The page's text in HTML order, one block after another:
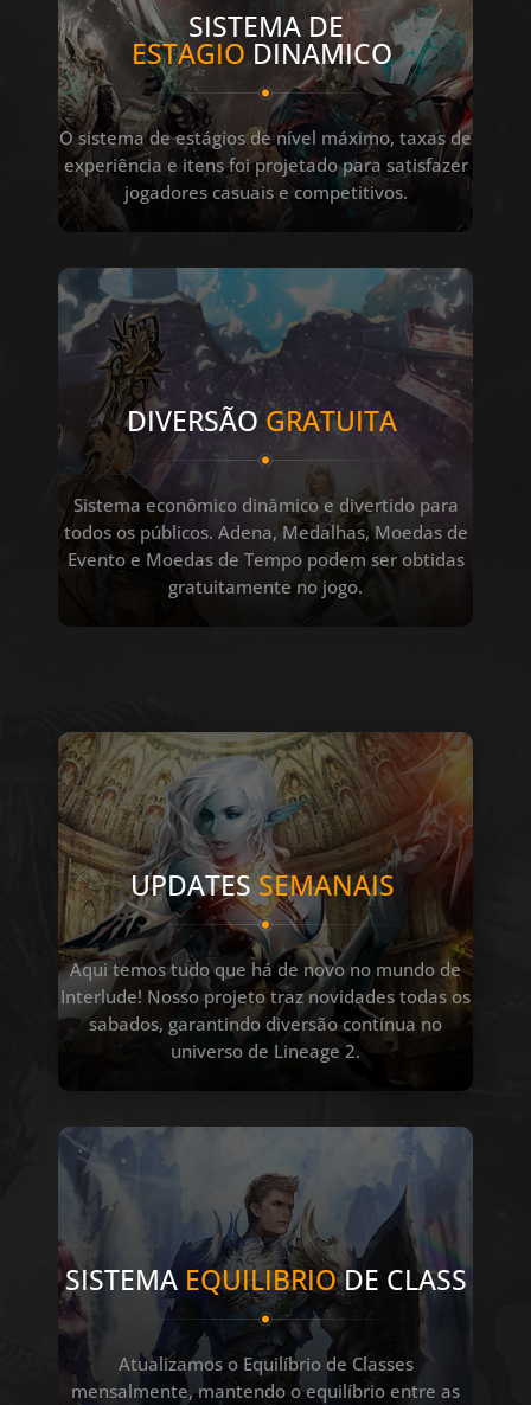
SISTEMA DE
ESTAGIODINAMICO
O sistema de estágios de nível máximo, taxas de
experiência e itens foi projetado para satisfazer
jogadores casuais e competitivos.
DIVERSÃOGRATUITA
Sistema econômico dinâmico e divertido para
todos os públicos. Adena, Medalhas, Moedas de
Evento e Moedas de Tempo podem ser obtidas
gratuitamente no jogo.
UPDATESSEMANAIS
Aqui temos tudo que há de novo no mundo de
Interlude! Nosso projeto traz novidades todas os
sabados, garantindo diversão contínua no
universo de Lineage 2.
SISTEMA EQUILIBRIODE CLASS
Atualizamos o Equilíbrio de Classes
mensalmente, mantendo o equilíbrio entre as